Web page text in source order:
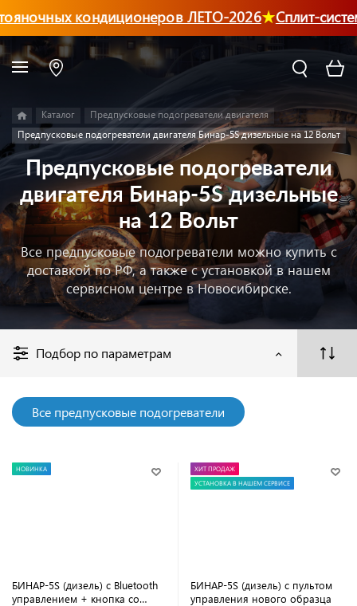
кондиционеров ЛЕТО-2026 Сплит-
Каталог
Предпусковые подогреватели двигателя
Предпусковые подогреватели двигателя Бинар-5S дизельные на 12 Вольт
Предпусковые подогреватели
двигателя Бинар-5S дизельные
на 12 Вольт
Все предпусковые подогреватели можно купить с
доставкой по РФ, а также с установкой в нашем
сервисном центре в Новосибирске.
Подбор по параметрам
Все предпусковые подогреватели
НОВИНКА
БИНАР-5S (дизель) с Bluetooth
управлением + кнопка со
ХИТ ПРОДАЖ
УСТАНОВКА В НАШЕМ СЕРВИСЕ
БИНАР-5S (дизель) с пультом
управления нового образца